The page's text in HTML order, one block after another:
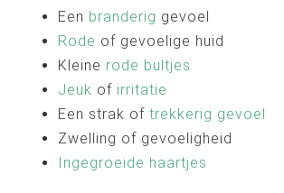
Een branderig gevoel
Rode of gevoelige huid
Kleine rode bultjes
Jeuk of irritatie
Een strak of trekkerig gevoel
Zwelling of gevoeligheid
Ingegroeide haartjes